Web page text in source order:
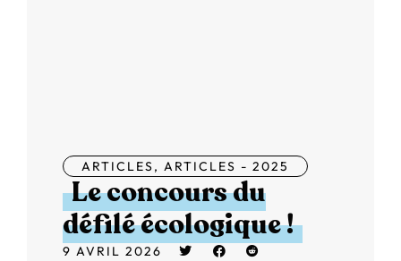
ARTICLES, ARTICLES - 2025
Le concours du
défilé écologique !
9 AVRIL 2026